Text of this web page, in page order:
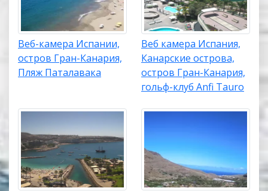
Веб-камера Испании,
остров Гран-Канария,
Пляж Паталавака
Веб камера Испания,
Канарские острова,
остров Гран-Канария,
гольф-клуб Anfi Tauro